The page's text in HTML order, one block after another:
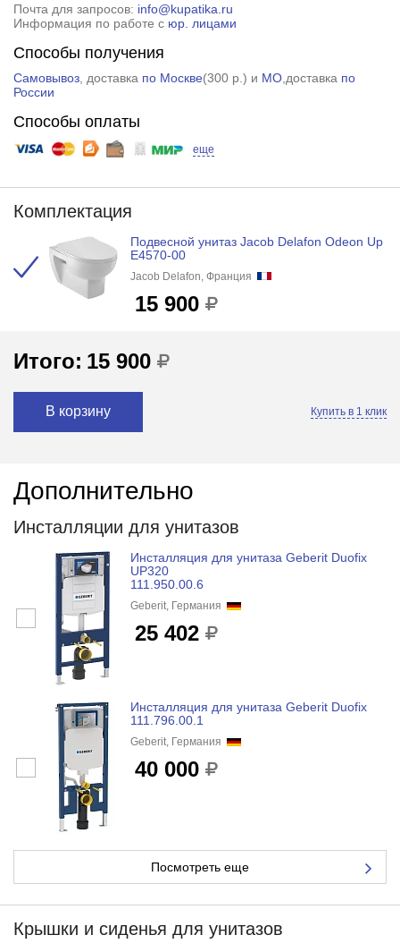
Почта для запросов: info@kupatika.ru
Информация по работе с юр. лицами
Способы получения
Самовывоз, доставка по Москве(300 р. ) и МО,доставка по
России
Способы оплаты
еще
Комплектация
Подвесной унитаз Jacob Delafon Odeon Up
E4570-00
Jacob Delafon, Франция
15 900
Итого: 15 900
В корзину Купить в 1 клик
Дополнительно
Инсталляции для унитазов
Инсталляция для унитаза Geberit Duofix
UP320
111.950.00.6
Geberit, Германия
25 402
Инсталляция для унитаза Geberit Duofix
111.796.00.1
Geberit, Германия
40 000
Посмотреть еще
Крышки и сиденья для унитазов